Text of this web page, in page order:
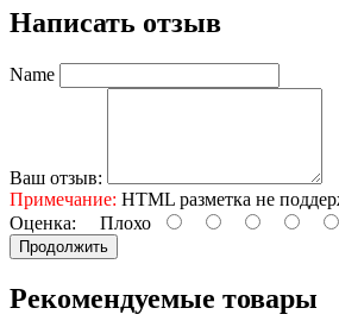
Написать отзыв
Name
Ваш отзыв:
Примечание: HTML разметка не
Оценка: Плохо
Продолжить
Рекомендуемые товары